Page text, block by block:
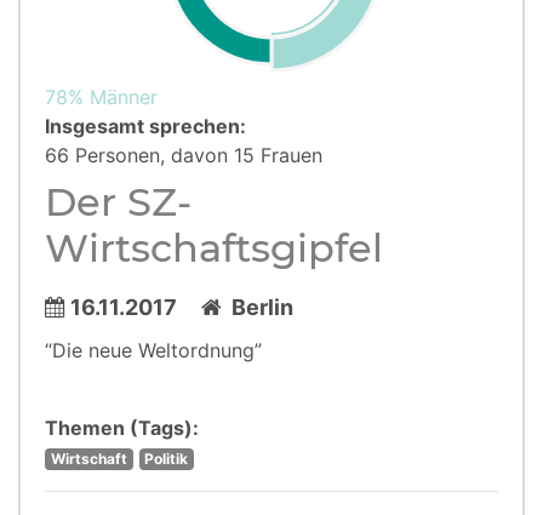
78% Männer
Insgesamt sprechen:
66 Personen, davon 15 Frauen
Der SZ-
Wirtschaftsgipfel
16.11.2017 Berlin
“Die neue Weltordnung”
Themen (Tags):
Wirtschaft Politik